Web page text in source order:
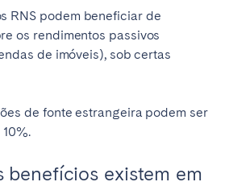
RNS podem beneficiar de
os rendimentos passivos
de imóveis), sob certas
de fonte estrangeira podem ser
benefícios existem em